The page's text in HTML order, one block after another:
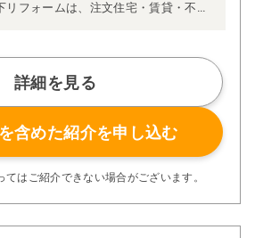
リフォームは、注文住宅・賃貸・不動
豊富な知識と経験を活かし、安心して
制を整えています。
いるのは、お客様一人ひとりに寄り添
らかじめ決まったパッケージではな
るのか」「どんな暮らしを叶えたいの
お話を丁寧にお伺いし、予算やご希望
ムプランをオーダーメイドでご提案し
があります。
詳細を見る
含めた紹介を申し込む
はご紹介できない場合がございます。